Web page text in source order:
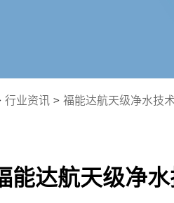
行业资讯 > 福能达航天级净水技
能达航天级净